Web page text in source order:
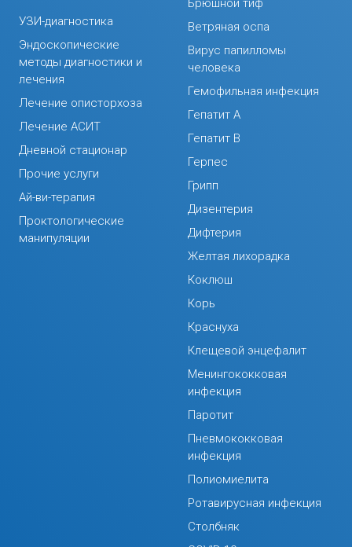
УЗИ-диагностика
Эндоскопические
методы диагностики и
лечения
Лечение описторхоза
Лечение АСИТ
Дневной стационар
Прочие услуги
Ай-ви-терапия
Проктологические
манипуляции
Брюшной тиф
Ветряная оспа
Вирус папилломы
человека
Гемофильная инфекция
Гепатит А
Гепатит В
Герпес
Грипп
Дизентерия
Дифтерия
Желтая лихорадка
Коклюш
Корь
Краснуха
Клещевой энцефалит
Менингококковая
инфекция
Паротит
Пневмококковая
инфекция
Полиомиелита
Ротавирусная инфекция
Столбняк